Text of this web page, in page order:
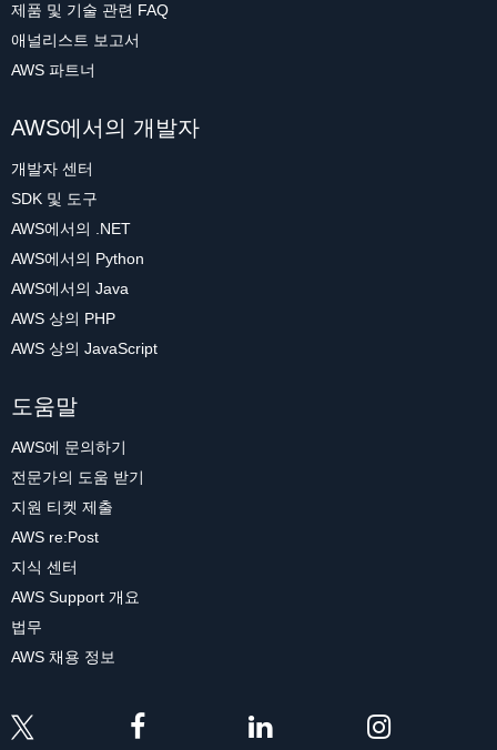
제품 및 기술 관련 FAQ
애널리스트 보고서
AWS 파트너
AWS에서의 개발자
개발자 센터
SDK 및 도구
AWS에서의 .NET
AWS에서의 Python
AWS에서의 Java
AWS 상의 PHP
AWS 상의 JavaScript
도움말
AWS에 문의하기
전문가의 도움 받기
지원 티켓 제출
AWS re:Post
지식 센터
AWS Support 개요
법무
AWS 채용 정보